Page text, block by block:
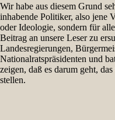
Wir habe aus diesem Grund
inhabende Politiker, also jene
oder Ideologie, sondern für
Beitrag an unsere Leser zu
Landesregierungen,
Nationalratspräsidenten und
zeigen, daß es darum geht,
stellen.